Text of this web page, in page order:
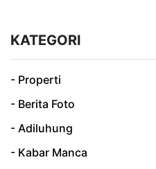
KATEGORI
- Properti
- Berita Foto
- Adiluhung
- Kabar Manca